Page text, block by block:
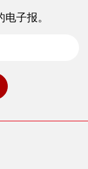
子报。